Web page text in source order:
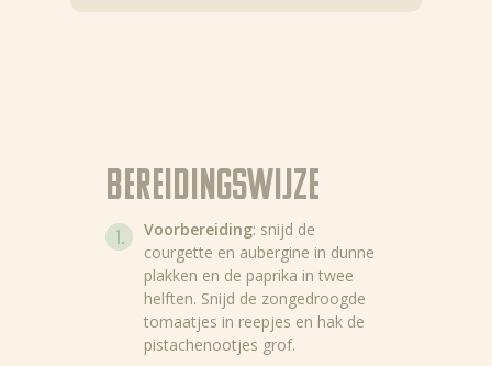
Bereidingswijze
Voorbereiding: snijd de
courgette en aubergine in dunne
plakken en de paprika in twee
helften. Snijd de zongedroogde
tomaatjes in reepjes en hak de
pistachenootjes grof.